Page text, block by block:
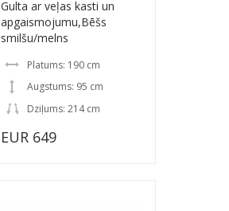
Gulta ar veļas kasti un
apgaismojumu,Bēšs
smilšu/melns
Platums: 190 cm
Augstums: 95 cm
Dziļums: 214 cm
EUR 649